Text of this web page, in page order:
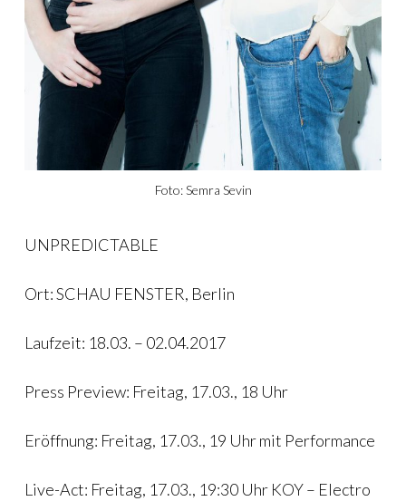
Foto: Semra Sevin
UNPREDICTABLE
Ort: SCHAU FENSTER, Berlin
Laufzeit: 18.03. – 02.04.2017
Press Preview: Freitag, 17.03., 18 Uhr
Eröffnung: Freitag, 17.03., 19 Uhr mit Performance
Live-Act: Freitag, 17.03., 19:30 Uhr KOY – Electro